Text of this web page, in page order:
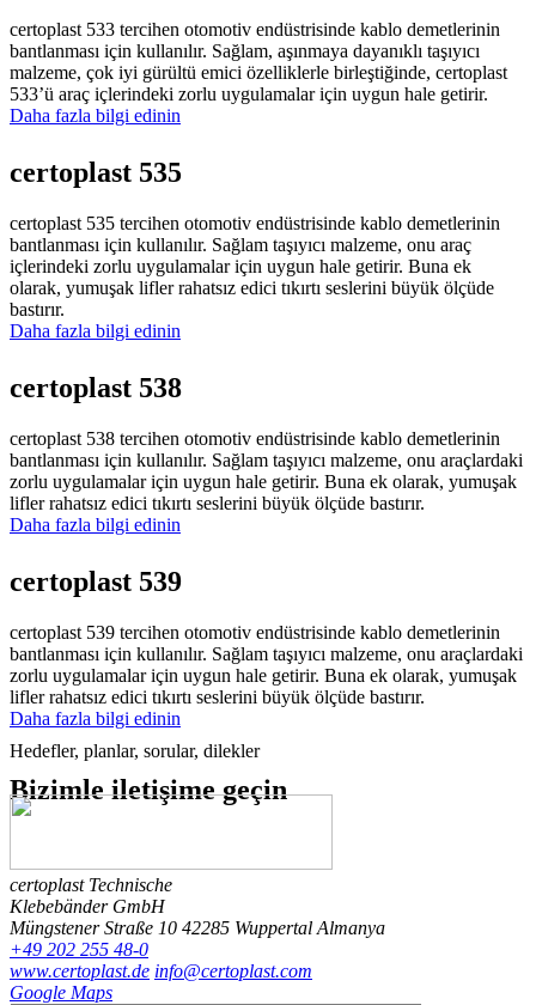
certoplast 533 tercihen otomotiv endüstrisinde kablo demetlerinin
bantlanması için kullanılır. Sağlam, aşınmaya dayanıklı taşıyıcı
malzeme, çok iyi gürültü emici özelliklerle birleştiğinde, certoplast
533’ü araç içlerindeki zorlu uygulamalar için uygun hale getirir.
Daha fazla bilgi edinin
certoplast 535
certoplast 535 tercihen otomotiv endüstrisinde kablo demetlerinin
bantlanması için kullanılır. Sağlam taşıyıcı malzeme, onu araç
içlerindeki zorlu uygulamalar için uygun hale getirir. Buna ek
olarak, yumuşak lifler rahatsız edici tıkırtı seslerini büyük ölçüde
bastırır.
Daha fazla bilgi edinin
certoplast 538
certoplast 538 tercihen otomotiv endüstrisinde kablo demetlerinin
bantlanması için kullanılır. Sağlam taşıyıcı malzeme, onu araçlardaki
zorlu uygulamalar için uygun hale getirir. Buna ek olarak, yumuşak
lifler rahatsız edici tıkırtı seslerini büyük ölçüde bastırır.
Daha fazla bilgi edinin
certoplast 539
certoplast 539 tercihen otomotiv endüstrisinde kablo demetlerinin
bantlanması için kullanılır. Sağlam taşıyıcı malzeme, onu araçlardaki
zorlu uygulamalar için uygun hale getirir. Buna ek olarak, yumuşak
lifler rahatsız edici tıkırtı seslerini büyük ölçüde bastırır.
Daha fazla bilgi edinin
Hedefler, planlar, sorular, dilekler
Bizimleiletişime geçin
certoplast Technische
Klebebänder GmbH
Müngstener Straße 10 42285 Wuppertal Almanya
+49 202 255 48-0
www.certoplast.de info@certoplast.com
Google Maps